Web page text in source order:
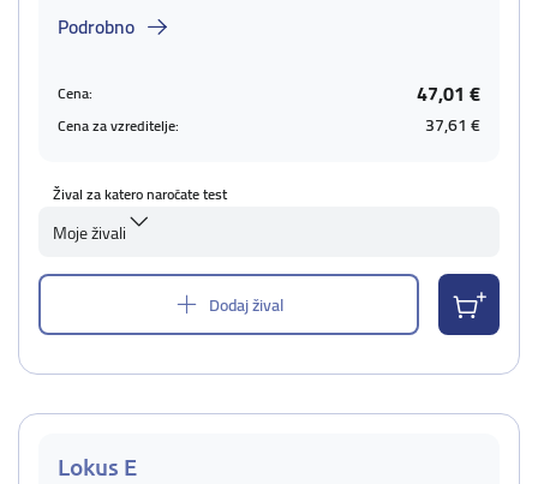
Podrobno
Cena: 47,01 €
Cena za vzreditelje: 37,61 €
Žival za katero naročate test
Moje živali
Dodaj žival
Lokus E